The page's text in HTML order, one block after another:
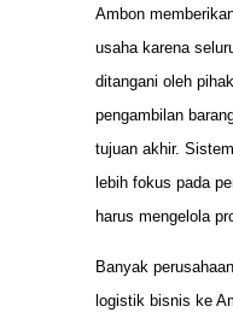
Ambon
usaha karena
ditangani oleh
pengambilan
tujuan akhir.
lebih fokus pada
harus mengelola
Banyak
logistik bisnis ke